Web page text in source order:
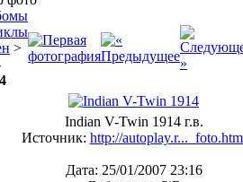
>
Indian V-Twin 1914 г.в.
Источник: http://
Дата: 25/01/2007 23:16